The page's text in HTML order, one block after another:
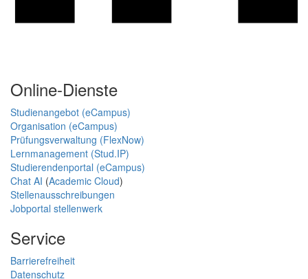
Online-Dienste
Studienangebot (eCampus)
Organisation (eCampus)
Prüfungsverwaltung (FlexNow)
Lernmanagement (Stud.IP)
Studierendenportal (eCampus)
Chat AI (Academic Cloud)
Stellenausschreibungen
Jobportal stellenwerk
Service
Barrierefreiheit
Datenschutz